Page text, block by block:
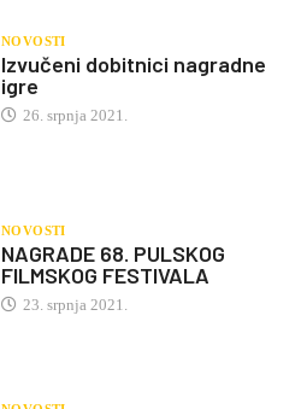
NOVOSTI
Izvučeni dobitnici nagradne
igre
26. srpnja 2021.
NOVOSTI
NAGRADE 68. PULSKOG
FILMSKOG FESTIVALA
23. srpnja 2021.